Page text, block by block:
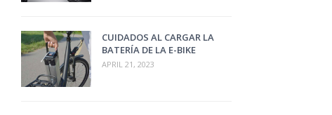
CUIDADOS AL CARGAR LA
BATERÍA DE LA E-BIKE
APRIL 21, 2023